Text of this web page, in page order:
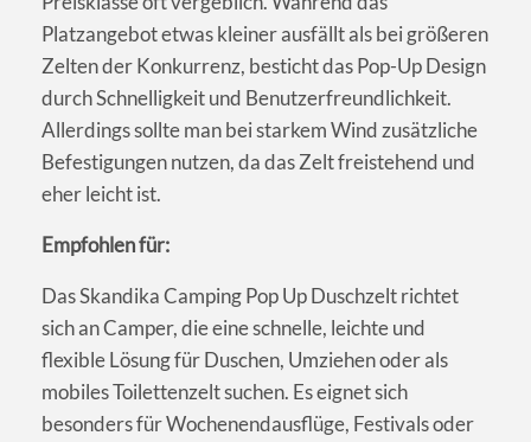
Platzangebot etwas kleiner ausfällt als bei größeren
Zelten der Konkurrenz, besticht das Pop-Up Design
durch Schnelligkeit und Benutzerfreundlichkeit.
Allerdings sollte man bei starkem Wind zusätzliche
Befestigungen nutzen, da das Zelt freistehend und
eher leicht ist.
Empfohlen für:
Das Skandika Camping Pop Up Duschzelt richtet
sich an Camper, die eine schnelle, leichte und
flexible Lösung für Duschen, Umziehen oder als
mobiles Toilettenzelt suchen. Es eignet sich
besonders für Wochenendausflüge, Festivals oder